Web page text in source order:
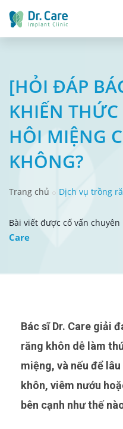
[HỎI ĐÁP
KHIẾN
HÔI MIỆNG
KHÔNG?
Trang chủ Dịch vụ trồng
Bài viết được cố vấn
Care
Bác sĩ Dr. Care giải đáp vì sao lợi trùm quanh
răng khôn dễ làm
miệng, và nếu để
khôn, viêm nướu
bên cạnh như thế